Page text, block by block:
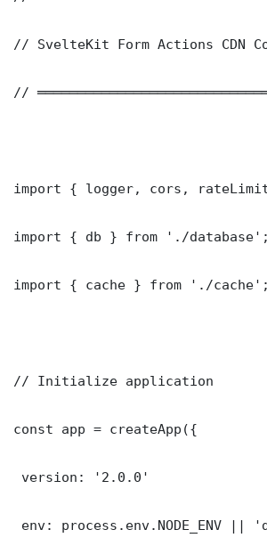
// SvelteKit Form Actions CDN
//
import { logger, cors,
import { db } from './database';
import { cache } from './cache';
// Initialize application
const app = createApp({
version: '2.0.0'
env: process.env.NODE_ENV ||